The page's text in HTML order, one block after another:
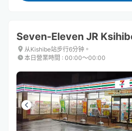
Seven-Eleven JR
从Kishibe站步行6分钟。
本日營業時間 : 00:00〜00:00